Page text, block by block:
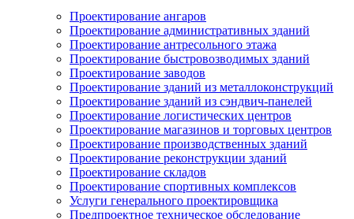
Проектирование ангаров
Проектирование административных зданий
Проектирование антресольного этажа
Проектирование быстровозводимых зданий
Проектирование заводов
Проектирование зданий из металлоконструкций
Проектирование зданий из сэндвич-панелей
Проектирование логистических центров
Проектирование магазинов и торговых центров
Проектирование производственных зданий
Проектирование реконструкции зданий
Проектирование складов
Проектирование спортивных комплексов
Услуги генерального проектировщика
Предпроектное техническое обследование